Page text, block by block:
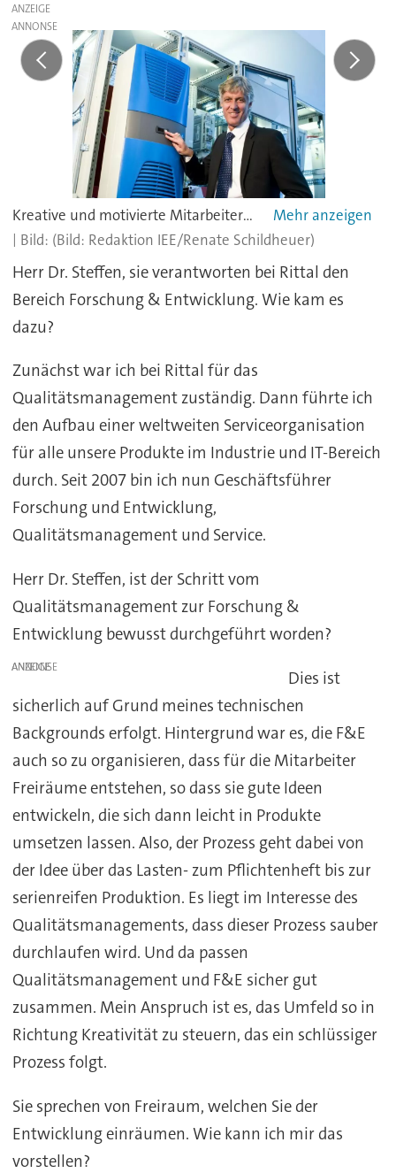
ANZEIGE
Kreative und motivierte Mitarbeiter sind die voraussetzung für Innovationsfähigkeit. Denn auf ihre Ideen und ihr Können kommt es an.
(Bild: Redaktion IEE/Renate Schildheuer)
Herr Dr. Steffen, sie verantworten bei Rittal den
Bereich Forschung & Entwicklung. Wie kam es
dazu?
Zunächst war ich bei Rittal für das
Qualitätsmanagement zuständig. Dann führte ich
den Aufbau einer weltweiten Serviceorganisation
für alle unsere Produkte im Industrie und IT-Bereich
durch. Seit 2007 bin ich nun Geschäftsführer
Forschung und Entwicklung,
Qualitätsmanagement und Service.
Herr Dr. Steffen, ist der Schritt vom
Qualitätsmanagement zur Forschung &
Entwicklung bewusst durchgeführt worden?
ANZEIGE
Dies ist
sicherlich auf Grund meines technischen
Backgrounds erfolgt. Hintergrund war es, die F&E
auch so zu organisieren, dass für die Mitarbeiter
Freiräume entstehen, so dass sie gute Ideen
entwickeln, die sich dann leicht in Produkte
umsetzen lassen. Also, der Prozess geht dabei von
der Idee über das Lasten- zum Pflichtenheft bis zur
serienreifen Produktion. Es liegt im Interesse des
Qualitätsmanagements, dass dieser Prozess sauber
durchlaufen wird. Und da passen
Qualitätsmanagement und F&E sicher gut
zusammen. Mein Anspruch ist es, das Umfeld so in
Richtung Kreativität zu steuern, das ein schlüssiger
Prozess folgt.
Sie sprechen von Freiraum, welchen Sie der
Entwicklung einräumen. Wie kann ich mir das
vorstellen?